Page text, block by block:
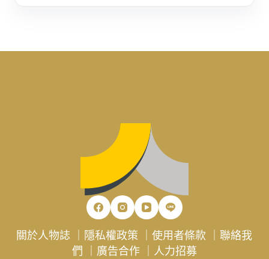
關於人物誌 隱私權政策 ｜使用者條款 ｜聯絡我
們
廣告合作｜ 人力招募